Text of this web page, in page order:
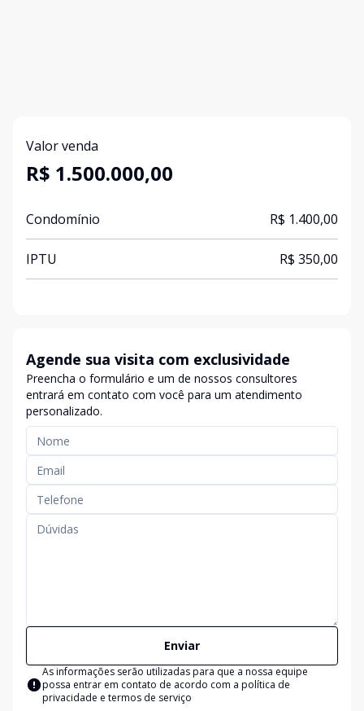
Valor venda
R$ 1.500.000,00
Condomínio R$ 1.400,00
IPTU R$ 350,00
Agende sua visita com exclusividade
Preencha o formulário e um de nossos consultores
entrará em contato com você para um atendimento
personalizado.
Enviar
As informações serão utilizadas para que a nossa equipe
possa entrar em contato de acordo com a política de
privacidade e termos de serviço